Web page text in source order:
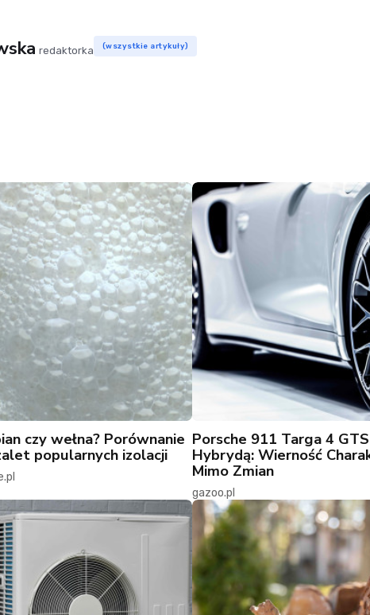
redaktorka (wszystkie artykuły)
czy wełna? Porównanie
popularnych izolacji
Porsche 911 Targa 4 GTS
Hybrydą: Wierność
Mimo Zmian
gazoo.pl